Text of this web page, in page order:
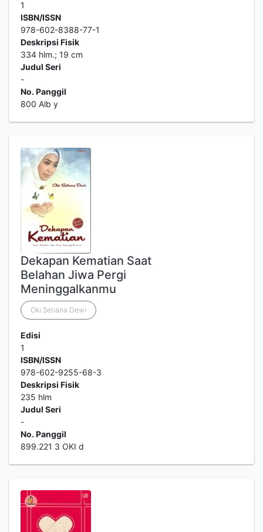
1
ISBN/ISSN
978-602-8388-77-1
Deskripsi Fisik
334 hlm.; 19 cm
Judul Seri
-
No. Panggil
800 Alb y
Dekapan Kematian Saat
Belahan Jiwa Pergi
Meninggalkanmu
Oki Setiana Dewi
Edisi
1
ISBN/ISSN
978-602-9255-68-3
Deskripsi Fisik
235 hlm
Judul Seri
-
No. Panggil
899.221 3 OKI d